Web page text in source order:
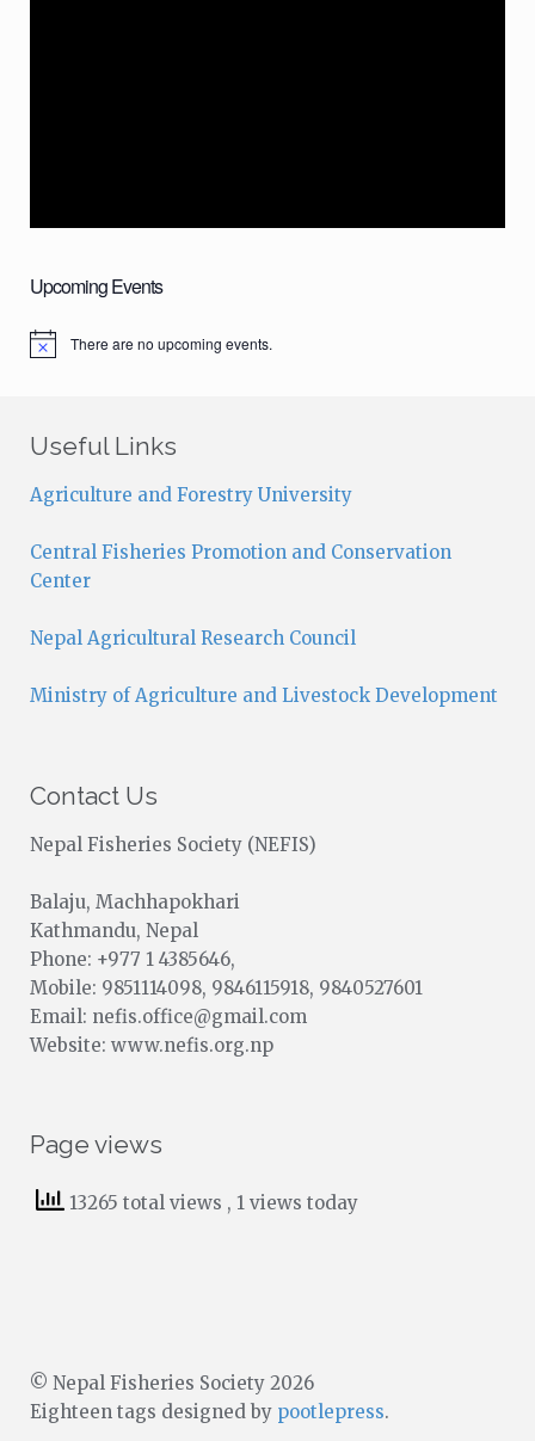
Upcoming Events
N
e
There are no upcoming events.
Useful Links
Agriculture and Forestry University
Central Fisheries Promotion and Conservation
Center
Nepal Agricultural Research Council
Ministry of Agriculture and Livestock Development
Contact Us
Nepal Fisheries Society (NEFIS)
Balaju, Machhapokhari
Kathmandu, Nepal
Phone: +977 1 4385646,
Mobile: 9851114098, 9846115918, 9840527601
Email: nefis.office@gmail.com
Website: www.nefis.org.np
Page views
13265 total views , 1 views today
© Nepal Fisheries Society 2026
Eighteen tags designed by pootlepress.